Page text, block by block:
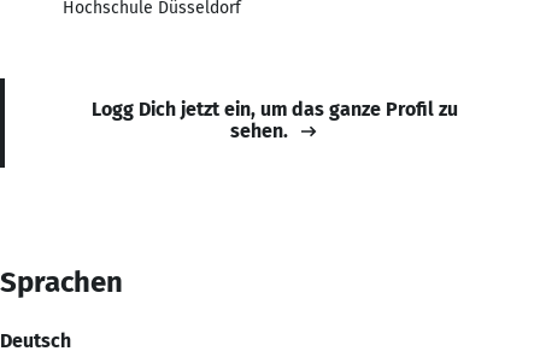
Hochschule Düsseldorf
Logg Dich jetzt ein, um das ganze Profil zu
sehen.
Sprachen
Deutsch